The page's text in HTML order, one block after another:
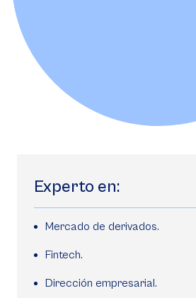
Experto en:
Mercado de derivados.
Fintech.
Dirección empresarial.